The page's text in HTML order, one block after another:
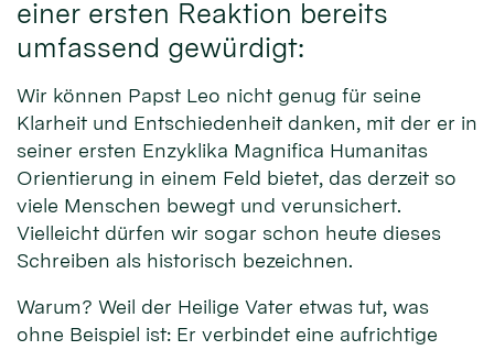
einer ersten Reaktion bereits
umfassend gewürdigt:
Wir können Papst Leo nicht genug für seine
Klarheit und Entschiedenheit danken, mit der er in
seiner ersten Enzyklika Magnifica Humanitas
Orientierung in einem Feld bietet, das derzeit so
viele Menschen bewegt und verunsichert.
Vielleicht dürfen wir sogar schon heute dieses
Schreiben als historisch bezeichnen.
Warum? Weil der Heilige Vater etwas tut, was
ohne Beispiel ist: Er verbindet eine aufrichtige